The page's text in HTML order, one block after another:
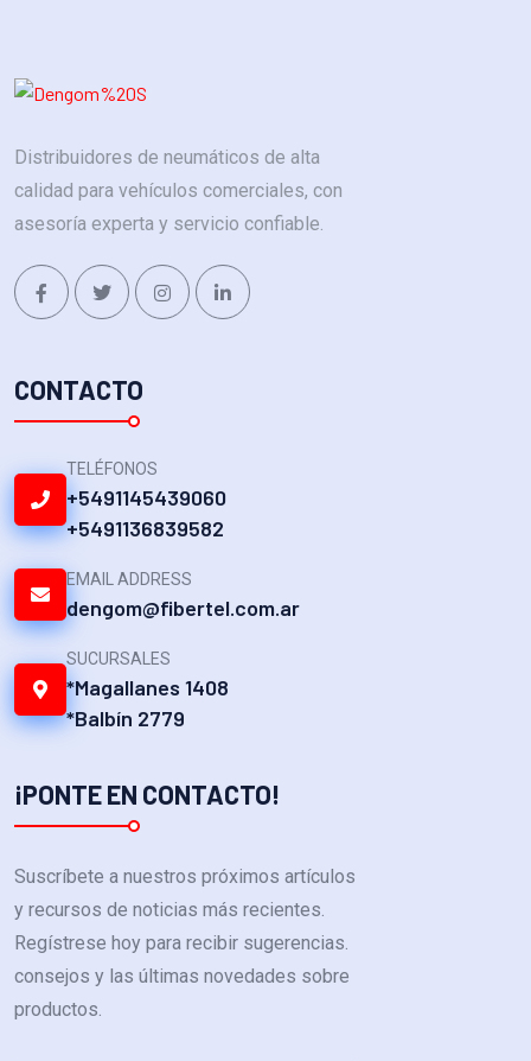
Distribuidores de neumáticos de alta
calidad para vehículos comerciales, con
asesoría experta y servicio confiable.
CONTACTO
TELÉFONOS
+5491145439060
+5491136839582
EMAIL ADDRESS
dengom@fibertel.com.ar
SUCURSALES
*Magallanes 1408
*Balbín 2779
¡PONTE EN CONTACTO!
Suscríbete a nuestros próximos artículos
y recursos de noticias más recientes.
Regístrese hoy para recibir sugerencias.
consejos y las últimas novedades sobre
productos.